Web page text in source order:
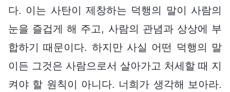
다. 이는 사탄이 제창하는 덕행의 말이 사람의
눈을 즐겁게 해 주고, 사람의 관념과 상상에 부
합하기 때문이다. 하지만 사실 어떤 덕행의 말
이든 그것은 사람으로서 살아가고 처세할 때 지
켜야 할 원칙이 아니다. 너희가 생각해 보아라.